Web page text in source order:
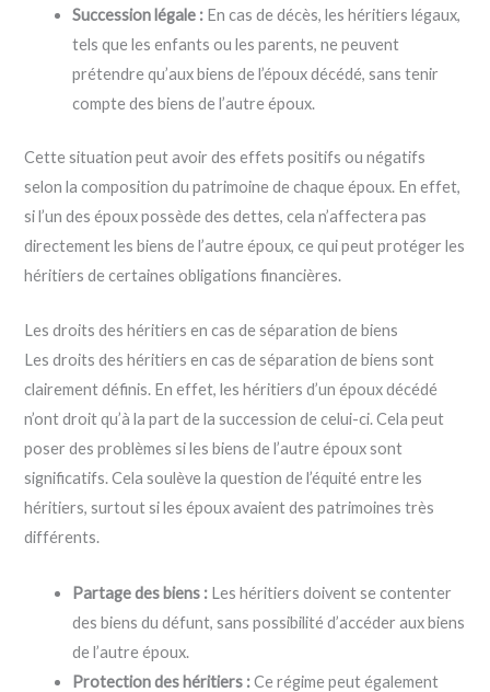
Succession légale : En cas de décès, les héritiers légaux,
tels que les enfants ou les parents, ne peuvent
prétendre qu’aux biens de l’époux décédé, sans tenir
compte des biens de l’autre époux.
Cette situation peut avoir des effets positifs ou négatifs
selon la composition du patrimoine de chaque époux. En effet,
si l’un des époux possède des dettes, cela n’affectera pas
directement les biens de l’autre époux, ce qui peut protéger les
héritiers de certaines obligations financières.
Les droits des héritiers en cas de séparation de biens
Les droits des héritiers en cas de séparation de biens sont
clairement définis. En effet, les héritiers d’un époux décédé
n’ont droit qu’à la part de la succession de celui-ci. Cela peut
poser des problèmes si les biens de l’autre époux sont
significatifs. Cela soulève la question de l’équité entre les
héritiers, surtout si les époux avaient des patrimoines très
différents.
Partage des biens : Les héritiers doivent se contenter
des biens du défunt, sans possibilité d’accéder aux biens
de l’autre époux.
Protection des héritiers :Ce régime peut également